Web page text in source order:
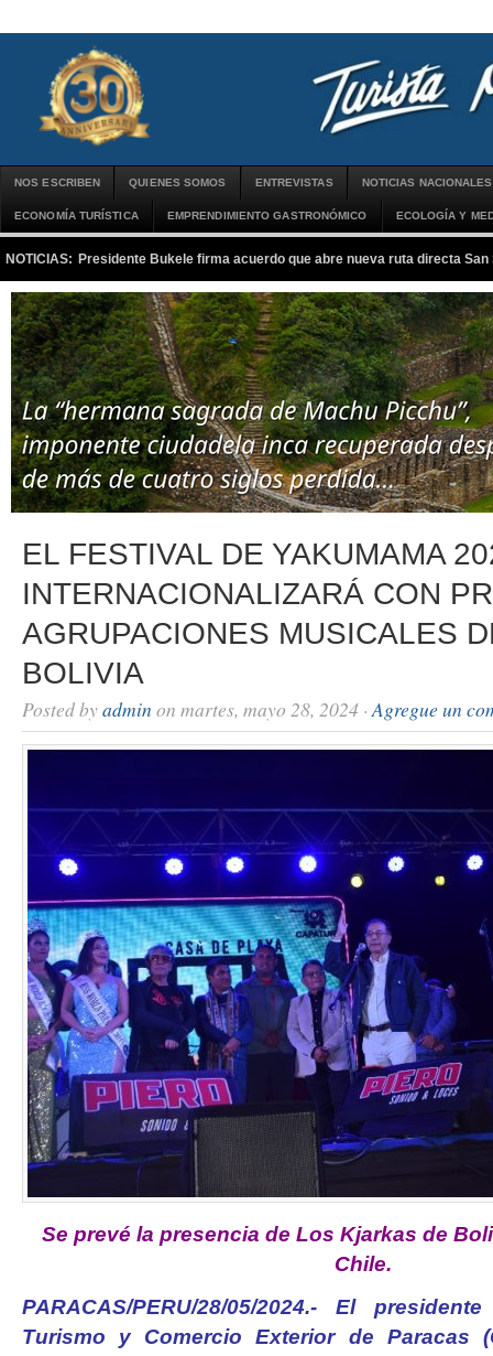
NOS ESCRIBEN QUIENES SOMOS ENTREVISTAS NOTICIAS NACIONALES
ECONOMÍA TURÍSTICA EMPRENDIMIENTO GASTRONÓMICO ECOLOGÍA Y
NOTICIAS: Presidente Bukele firma acuerdo que abre nueva ruta directa
EL FESTIVAL DE YAKUMAMA
INTERNACIONALIZARÁ CON
AGRUPACIONES MUSICALES
BOLIVIA
Posted byadmin on martes, mayo 28, 2024 ·Agregue un
Se prevé la presencia de Los Kjarkas de
Chile.
PARACAS/PERU/28/05/2024.- El
Turismo y Comercio Exterior de Paracas